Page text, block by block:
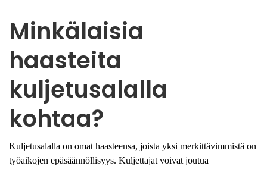
Minkälaisia
haasteita
kuljetusalalla
kohtaa?
Kuljetusalalla on omat haasteensa, joista yksi merkittävimmistä on
työaikojen epäsäännöllisyys. Kuljettajat voivat joutua